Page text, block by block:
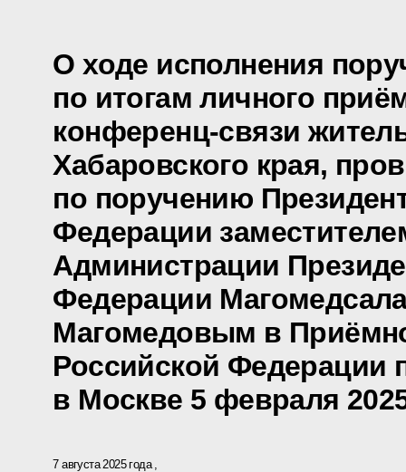
О ходе исполнения
по итогам личного
конференц-связи
Хабаровского края,
по поручению
Федерации
Администрации
Федерации
Магомедовым в
Российской Федерации
в Москве 5 февраля
7 августа 2025 года